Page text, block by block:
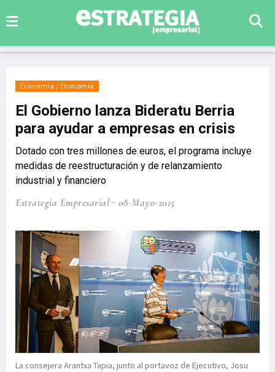
Economía / Ekonomia
El Gobierno lanza Bideratu Berria
para ayudar a empresas en crisis
Dotado con tres millones de euros, el programa incluye
medidas de reestructuración y de relanzamiento
industrial y financiero
Estrategia Empresarial 08-Mayo-2015
La consejera Arantxa Tapia, junto al portavoz de Ejecutivo, Josu